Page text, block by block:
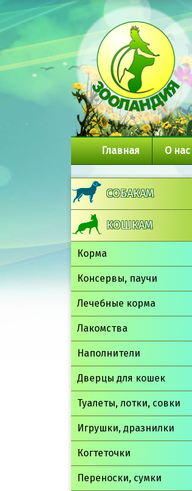
Главная О нас
СОБАКАМ
КОШКАМ
Корма
Консервы, паучи
Лечебные корма
Лакомства
Наполнители
Дверцы для кошек
Туалеты, лотки, совки
Игрушки, дразнилки
Когтеточки
Переноски, сумки